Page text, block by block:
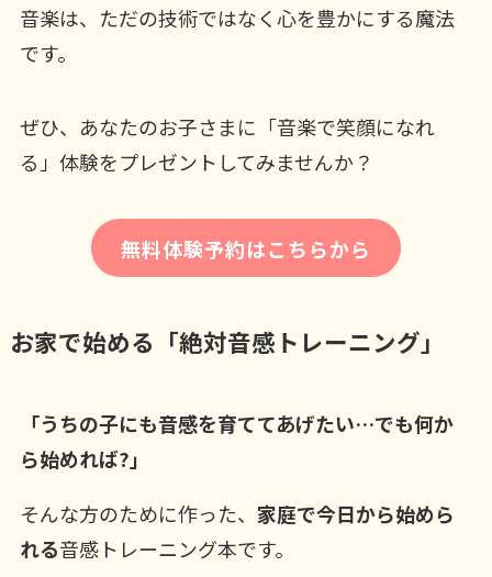
音楽は、ただの技術ではなく心を豊かにする魔法
です。
ぜひ、あなたのお子さまに「音楽で笑顔になれ
る」体験をプレゼントしてみませんか？
無料体験予約はこちらから
お家で始める「絶対音感トレーニング」
「うちの子にも音感を育ててあげたい…でも何か
ら始めれば?」
そんな方のために作った、 家庭で今日から始めら
れる音感トレーニング本です。